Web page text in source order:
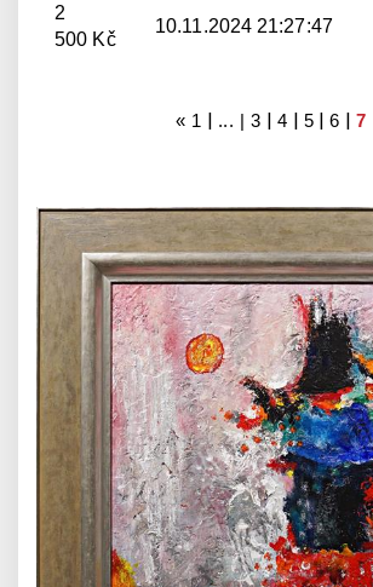
2
500 Kč
10.11.2024 21:27:47
« 1 | ... | 3 | 4 | 5 |6 | 7